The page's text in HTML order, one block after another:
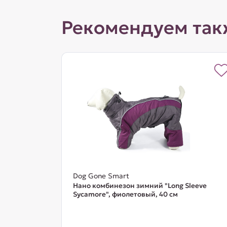
Рекомендуем
Dog Gone Smart
Нано комбинезон зимний "Long Sleeve
Sycamore", фиолетовый, 40 см